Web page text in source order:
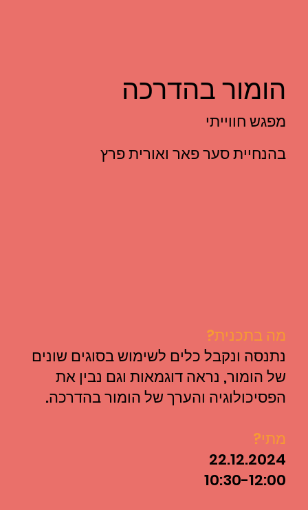
הומור בהדרכה
מפגש חווייתי
בהנחיית סער פאר ואורית פרץ
מה בתכנית?
נתנסה ונקבל כלים לשימוש בסוגים שונים
של הומור, נראה דוגמאות וגם נבין את
הפסיכולוגיה והערך של הומור בהדרכה.
מתי?
22.12.2024
10:30-12:00